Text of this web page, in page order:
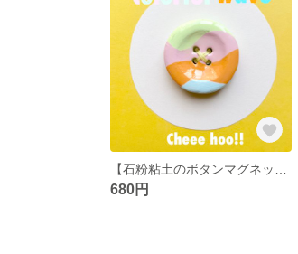
680円